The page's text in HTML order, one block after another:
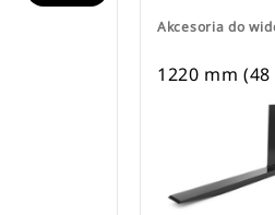
Akcesoria do
1220 mm